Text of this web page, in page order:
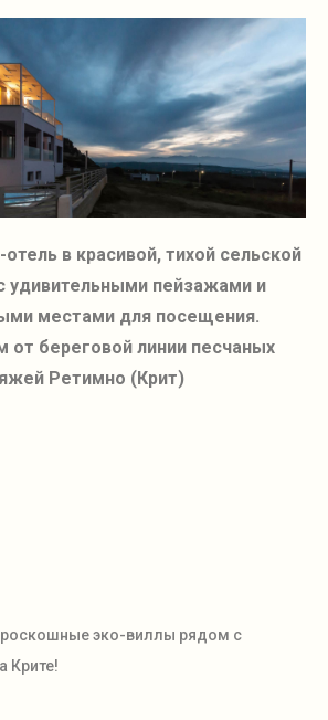
в красивой, тихой сельской
удивительными пейзажами и
местами для посещения.
от береговой линии песчаных
Ретимно (Крит)
роскошные эко-виллы рядом с
Крите!